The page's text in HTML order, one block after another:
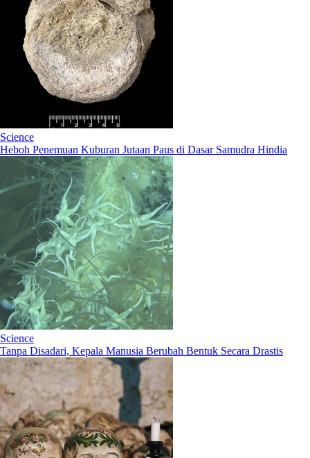
Science
Heboh Penemuan Kuburan Jutaan Paus di Dasar Samudra Hindia
Science
Tanpa Disadari, Kepala Manusia Berubah Bentuk Secara Drastis